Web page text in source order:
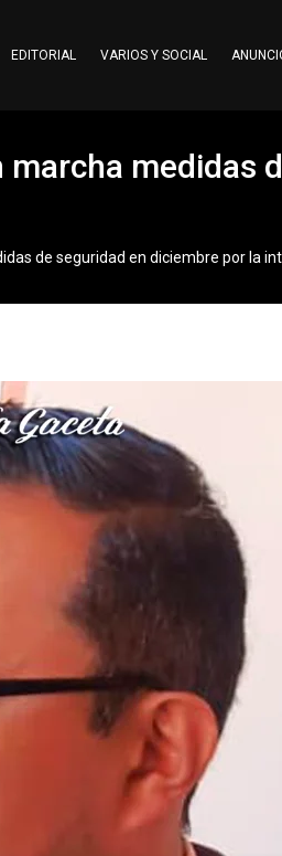
EDITORIAL VARIOS Y SOCIAL
medidas
de seguridad en diciembre por la